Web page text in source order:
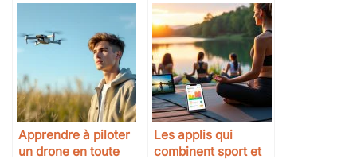
Apprendre à piloter
un drone en toute
Les applis qui
combinent sport et